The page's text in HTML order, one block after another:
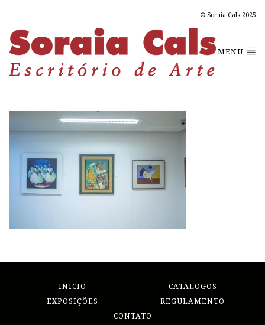
© Soraia Cals 2025
MENU
INÍCIO
CATÁLOGOS
EXPOSIÇÕES
REGULAMENTO
CONTATO